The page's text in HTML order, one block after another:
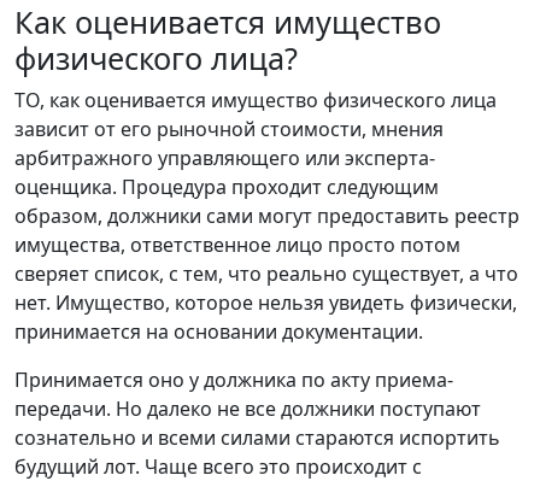
Как оценивается имущество
физического лица?
ТО, как оценивается имущество физического лица
зависит от его рыночной стоимости, мнения
арбитражного управляющего или эксперта-
оценщика. Процедура проходит следующим
образом, должники сами могут предоставить реестр
имущества, ответственное лицо просто потом
сверяет список, с тем, что реально существует, а что
нет. Имущество, которое нельзя увидеть физически,
принимается на основании документации.
Принимается оно у должника по акту приема-
передачи. Но далеко не все должники поступают
сознательно и всеми силами стараются испортить
будущий лот. Чаще всего это происходит с